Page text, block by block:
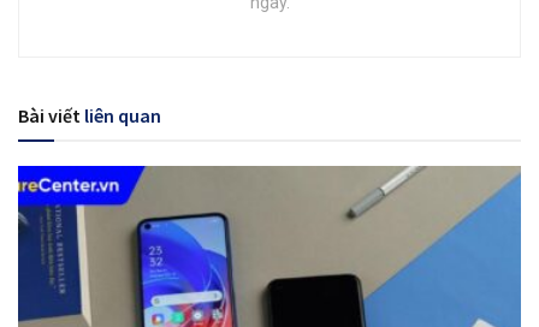
Bài viết liên quan